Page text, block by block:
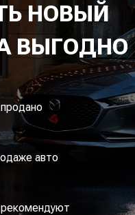
НОВЫЙ
MAZDA ВЫГОДНО
авто
рекомендуют